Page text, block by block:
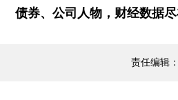
债券、公司人物，财经数据尽
责任编辑